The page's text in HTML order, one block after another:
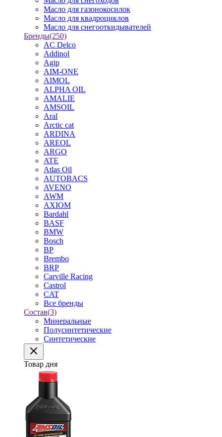
Масло для газонокосилок
Масло для квадроциклов
Масло для снегооткидывателей
Бренды(250)
AC Delco
Addinol
Agip
AIM-ONE
AIMOL
ALPHA OIL
AMALIE
AMSOIL
Aral
Arctic cat
ARDINA
AREOL
ARGO
ATE
Atlas Oil
AUTOBACS
AVENO
AWM
AXIOM
Bardahl
BASF
BMW
Bosch
BP
Brembo
BRP
Carville Racing
Castrol
CAT
Все бренды
Состав(3)
Минеральные
Полусинтетические
Синтетические
Товар дня